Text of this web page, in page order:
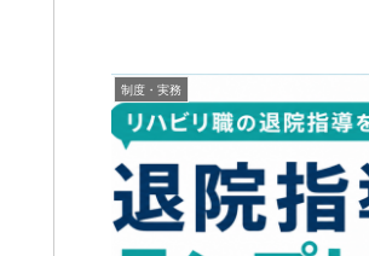
制度・実務